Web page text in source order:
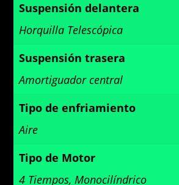
Suspensión delantera
Horquilla Telescópica
Suspensión trasera
Amortiguador central
Tipo de enfriamiento
Aire
Tipo de Motor
4 Tiempos, Monocilíndrico